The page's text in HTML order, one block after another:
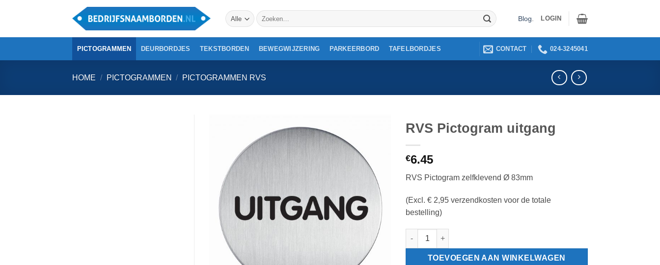
Zoeken
naar:
Blog LOGIN
PICTOGRAMMEN DEURBORDJES TEKSTBORDEN BEWEGWIJZERING PARKEERBORD TAFELBORDJES CONTACT 024-3245041
HOME / PICTOGRAMMEN / PICTOGRAMMEN RVS
RVS Pictogram uitgang
€6.45
RVS Pictogram zelfklevend Ø 83mm
(Excl. € 2,95 verzendkosten voor de totale
bestelling)
RVS Pictogram uitgang aantal
TOEVOEGEN AAN WINKELWAGEN